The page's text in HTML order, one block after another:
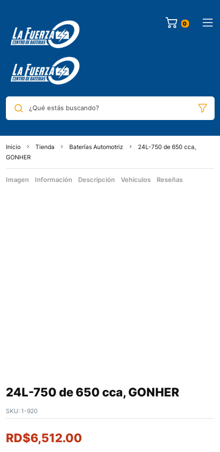
¿Qué estás buscando?
Inicio Tienda Baterías Automotriz
24L-750 de 650 cca,
GONHER
Imagen Información Descripción Vehículos Reseñas
24L-750 de 650 cca, GONHER
SKU: 1-920
RD$6,512.00